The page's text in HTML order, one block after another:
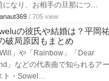
になり、お相手の旦那につ…
/ 705 view
の彼氏や結婚は？平岡
破局原因もまとめ
Will」や「Rainbow」「Dear
」などの代表曲で知られるア
ト・Sowel…